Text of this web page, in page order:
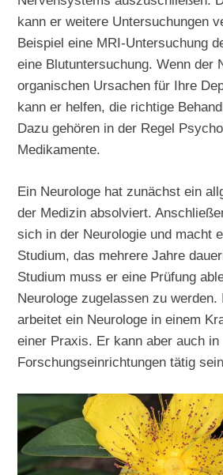
kann er weitere Untersuchungen
Beispiel eine MRI-Untersuchung
eine Blutuntersuchung. Wenn der
organischen Ursachen für Ihre
kann er helfen, die richtige
Dazu gehören in der Regel
Medikamente.
Ein Neurologe hat zunächst ein
der Medizin absolviert.
sich in der Neurologie und macht
Studium, das mehrere Jahre
Studium muss er eine Prüfung
Neurologe zugelassen zu werden.
arbeitet ein Neurologe in einem
einer Praxis. Er kann aber auch in
Forschungseinrichtungen tätig